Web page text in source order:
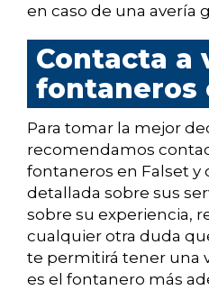
en caso de una avería
Contacta a
fontaneros
Para tomar la mejor
recomendamos
fontaneros en Falset
detallada sobre sus
sobre su experiencia,
cualquier otra duda
te permitirá tener una
es el fontanero más